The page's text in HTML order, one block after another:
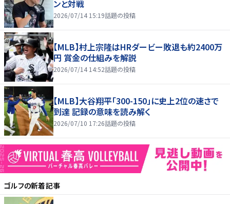
ンと対戦
2026/07/14 15:19話題の投稿
【MLB】村上宗隆はHRダービー敗退も約2400万
円 賞金の仕組みを解説
2026/07/14 14:52話題の投稿
【MLB】大谷翔平「300-150」に史上2位の速さで
到達 記録の意味を読み解く
2026/07/10 17:26話題の投稿
ゴルフの新着記事